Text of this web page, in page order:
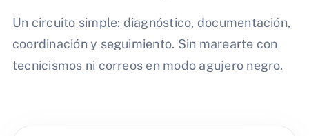
Un circuito simple: diagnóstico, documentación,
coordinación y seguimiento. Sin marearte con
tecnicismos ni correos en modo agujero negro.